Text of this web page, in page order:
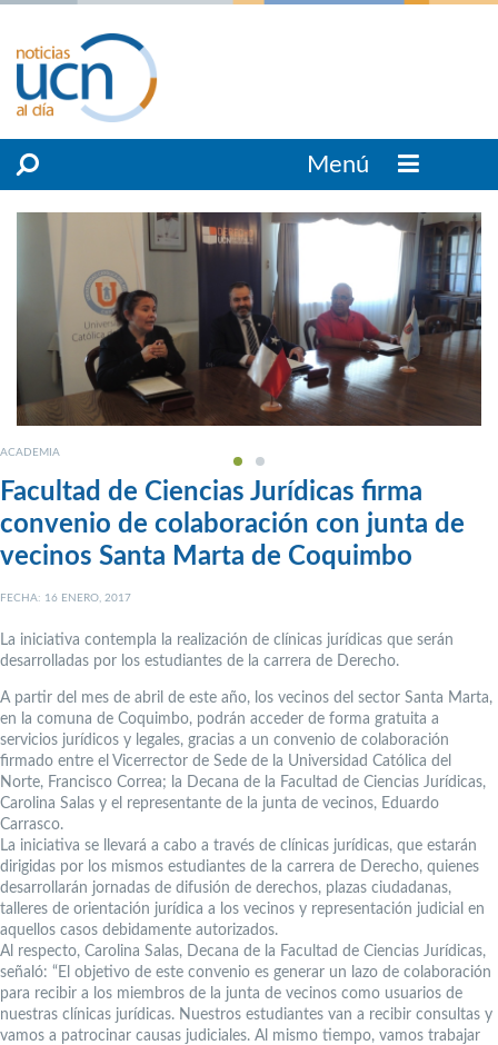
Menú
ACADEMIA
Facultad de Ciencias Jurídicas firma
convenio de colaboración con junta de
vecinos Santa Marta de Coquimbo
FECHA: 16 ENERO, 2017
La iniciativa contempla la realización de clínicas jurídicas que serán
desarrolladas por los estudiantes de la carrera de Derecho.
A partir del mes de abril de este año, los vecinos del sector Santa Marta,
en la comuna de Coquimbo, podrán acceder de forma gratuita a
servicios jurídicos y legales, gracias a un convenio de colaboración
firmado entre el Vicerrector de Sede de la Universidad Católica del
Norte, Francisco Correa; la Decana de la Facultad de Ciencias Jurídicas,
Carolina Salas y el representante de la junta de vecinos, Eduardo
Carrasco.
La iniciativa se llevará a cabo a través de clínicas jurídicas, que estarán
dirigidas por los mismos estudiantes de la carrera de Derecho, quienes
desarrollarán jornadas de difusión de derechos, plazas ciudadanas,
talleres de orientación jurídica a los vecinos y representación judicial en
aquellos casos debidamente autorizados.
Al respecto, Carolina Salas, Decana de la Facultad de Ciencias Jurídicas,
señaló: “El objetivo de este convenio es generar un lazo de colaboración
para recibir a los miembros de la junta de vecinos como usuarios de
nuestras clínicas jurídicas. Nuestros estudiantes van a recibir consultas y
vamos a patrocinar causas judiciales. Al mismo tiempo, vamos trabajar